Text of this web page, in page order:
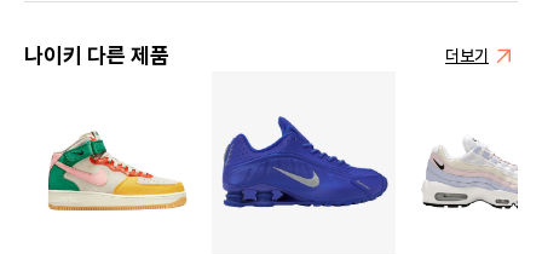
나이키 다른 제품 더보기